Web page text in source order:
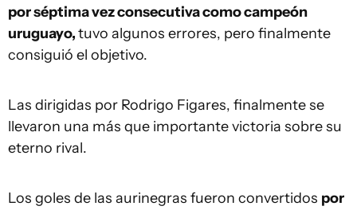
por séptima vez consecutiva como campeón
uruguayo,tuvo algunos errores, pero finalmente
consiguió el objetivo.
Las dirigidas por Rodrigo Figares, finalmente se
llevaron una más que importante victoria sobre su
eterno rival.
Los goles de las aurinegras fueron convertidos por